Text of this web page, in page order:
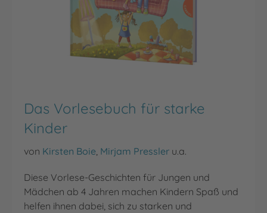
Das Vorlesebuch für starke
Kinder
von Kirsten Boie Mirjam Pressler u.a.
Diese Vorlese-Geschichten für Jungen und
Mädchen ab 4 Jahren machen Kindern Spaß und
helfen ihnen dabei, sich zu starken und